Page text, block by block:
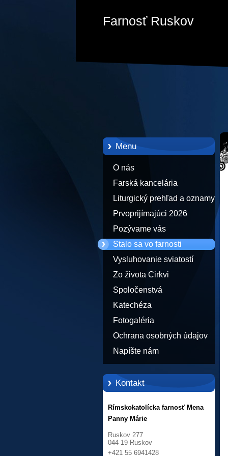
Farnosť Ruskov
Menu
O nás
Farská kancelária
Liturgický prehľad a oznamy
Prvoprijímajúci 2026
Pozývame vás
Stalo sa vo farnosti
Vysluhovanie sviatostí
Zo života Cirkvi
Spoločenstvá
Katechéza
Fotogaléria
Ochrana osobných údajov
Napíšte nám
Kontakt
Rímskokatolícka farnosť Mena
Panny Márie
Ruskov 277
044 19 Ruskov
+421 55 6941428